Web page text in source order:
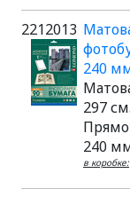
2212013
240
297
240
в коробке: